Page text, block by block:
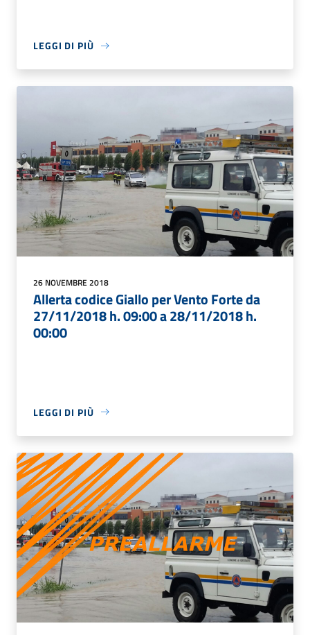
LEGGI DI PIÙ
26 NOVEMBRE 2018
Allerta codice Giallo per Vento Forte da
27/11/2018 h. 09:00 a 28/11/2018 h.
00:00
LEGGI DI PIÙ